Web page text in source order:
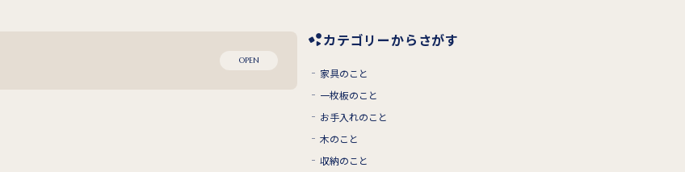
OPEN
カテゴリーからさがす
家具のこと
一枚板のこと
お手入れのこと
木のこと
収納のこと